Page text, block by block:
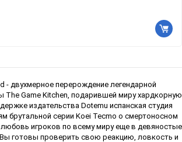
- двухмерное перерождение легендарной
Game Kitchen, подарившей миру хардкорную
издательства Dotemu испанская студия
брутальной серии Koei Tecmo о смертоносном
игроков по всему миру еще в девяностые
готовы проверить свою реакцию, ловкость и